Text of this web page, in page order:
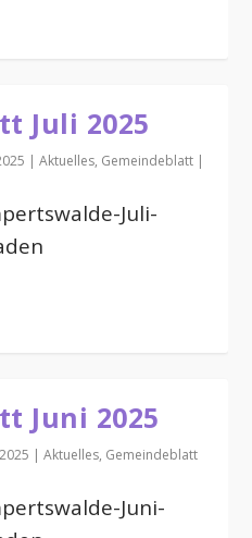
Juli 2025
|Aktuelles, Gemeindeblatt |
Juli-
Juni 2025
|Aktuelles, Gemeindeblatt
Juni-